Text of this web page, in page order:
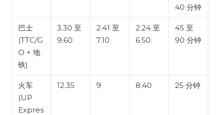
40 分钟
巴士
(TTC/G
O + 地
铁)
3.30 至
9.60
2.41 至
7.10
2.24 至
6.50
45 至
90 分钟
火车
(UP
Expres
12.35 9 8.40 25 分钟